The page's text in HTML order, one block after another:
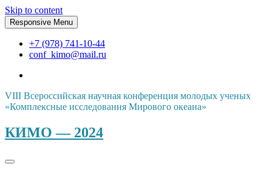
Skip to content
Responsive Menu
+7 (978) 741-10-44
conf_kimo@mail.ru
VIII Всероссийская научная конференция молодых ученых
«Комплексные исследования Мирового океана»
КИМО — 2024